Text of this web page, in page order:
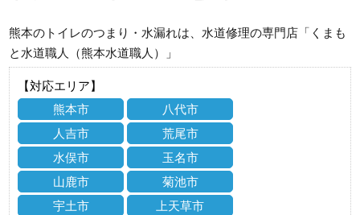
熊本のトイレのつまり・水漏れは、水道修理の専門店「くまも
と水道職人（熊本水道職人）」
【対応エリア】
熊本市
八代市
人吉市
荒尾市
水俣市
玉名市
山鹿市
菊池市
宇土市
上天草市